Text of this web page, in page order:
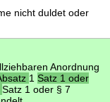
nicht duldet oder
Anordnung
1Satz 1 oder
Satz 1 oder § 7